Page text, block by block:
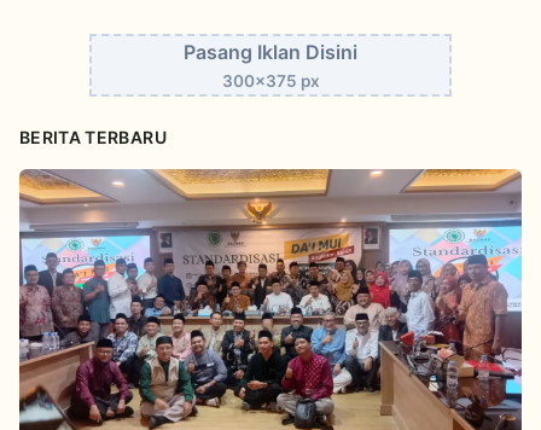
Pasang Iklan Disini
300x375 px
BERITA TERBARU